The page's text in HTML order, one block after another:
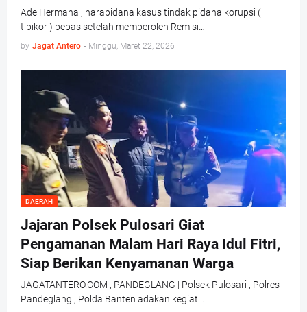
Ade Hermana , narapidana kasus tindak pidana korupsi (
tipikor ) bebas setelah memperoleh Remisi…
by Jagat Antero - Minggu, Maret 22, 2026
DAERAH
Jajaran Polsek Pulosari Giat
Pengamanan Malam Hari Raya Idul Fitri,
Siap Berikan Kenyamanan Warga
JAGATANTERO.COM , PANDEGLANG | Polsek Pulosari , Polres
Pandeglang , Polda Banten adakan kegiat…